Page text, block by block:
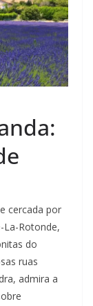
cercada por
La-Rotonde,
do
ruas
admira a